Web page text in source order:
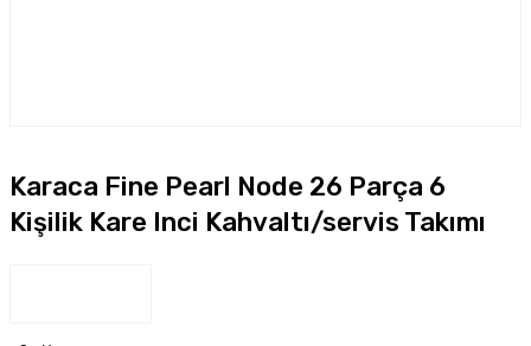
Karaca Fine Pearl Node 26 Parça 6
Kişilik Kare Inci Kahvaltı/servis Takımı